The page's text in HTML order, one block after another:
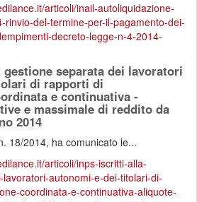
articoli/inail-autoliquidazione-
rinvio-del-termine-per-il-pagamento-dei-
decreto-legge-n-4-2014-
separata dei lavoratori
di rapporti di
e continuativa -
e massimale di reddito da
2014
18/2014, ha comunicato le...
articoli/inps-iscritti-alla-
autonomi-e-dei-titolari-di-
coordinata-e-continuativa-aliquote-